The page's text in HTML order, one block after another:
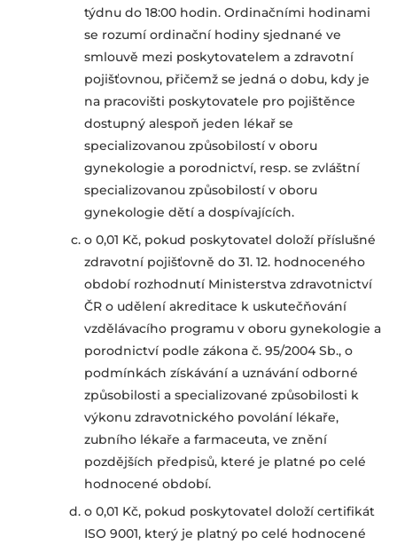
týdnu do 18:00 hodin. Ordinačními hodinami
se rozumí ordinační hodiny sjednané ve
smlouvě mezi poskytovatelem a zdravotní
pojišťovnou, přičemž se jedná o dobu, kdy je
na pracovišti poskytovatele pro pojištěnce
dostupný alespoň jeden lékař se
specializovanou způsobilostí v oboru
gynekologie a porodnictví, resp. se zvláštní
specializovanou způsobilostí v oboru
gynekologie dětí a dospívajících.
o 0,01 Kč, pokud poskytovatel doloží příslušné
zdravotní pojišťovně do 31. 12. hodnoceného
období rozhodnutí Ministerstva zdravotnictví
ČR o udělení akreditace k uskutečňování
vzdělávacího programu v oboru gynekologie a
porodnictví podle zákona č. 95/2004 Sb., o
podmínkách získávání a uznávání odborné
způsobilosti a specializované způsobilosti k
výkonu zdravotnického povolání lékaře,
zubního lékaře a farmaceuta, ve znění
pozdějších předpisů, které je platné po celé
hodnocené období.
o 0,01 Kč, pokud poskytovatel doloží certifikát
ISO 9001, který je platný po celé hodnocené